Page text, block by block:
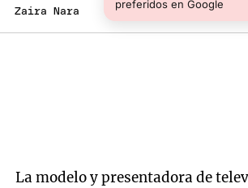
preferidos en Google
Zaira Nara
La modelo y presentadora de